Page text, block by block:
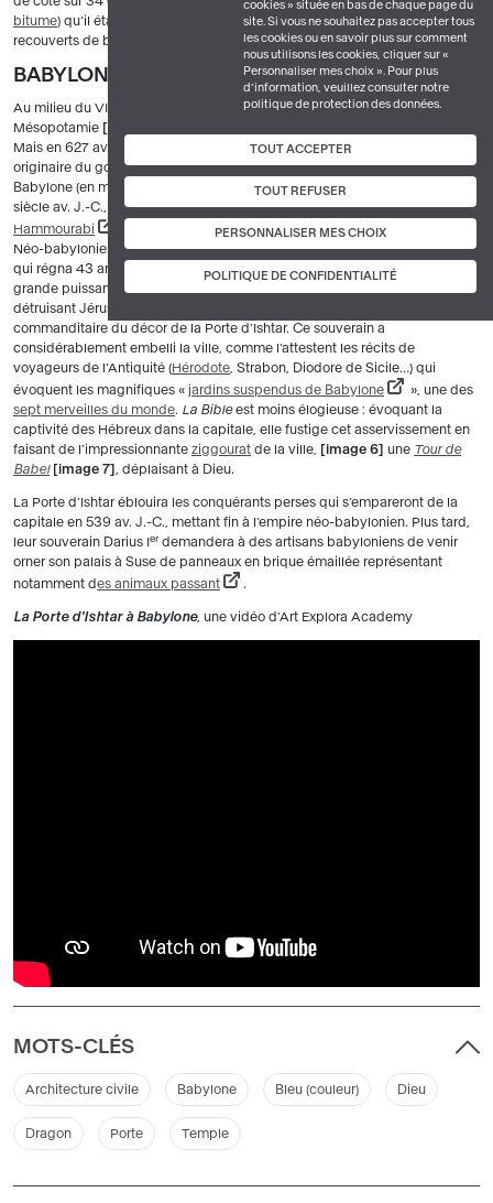
cookies » située en bas de chaque page du
site. Si vous ne souhaitez pas accepter tous
les cookies ou en savoir plus sur comment
nous utilisons les cookies, cliquer sur «
Personnaliser mes choix ». Pour plus
d’information, veuillez consulter notre
politique de protection des données.
TOUT ACCEPTER
TOUT REFUSER
PERSONNALISER MES CHOIX
POLITIQUE DE CONFIDENTIALITÉ
bitume) qu’il était impossible d’en distinguer les joints. Ses trottoirs étaient
recouverts de brèche rouge (pierre provenant de Syrie).
BABYLONE, CAPITALE IMPÉRIALE
Au milieu du VII
siècle av. J.-C., l’Empire assyrien, dont le cœur est la
Mésopotamie
Mais en 627 av. J.-C., il tombe aux mains de Nabopolassar, conquérant
originaire du golfe persique. Il choisit pour capitale la prestigieuse ville de
Babylone (en mésopotamien Bab-ili, « la porte du dieu ») qui, déjà au XVIII
siècle av. J.-C., avait été une brillante métropole sous le règne du célèbre
Hammourabi
. De fait, Nabopolassar et ses successeurs seront appelés
Néo-babyloniens. Le plus remarquable d’entre eux est Nabuchodonosor II,
qui régna 43 ans (de 605 à 562 av. J.-C.). Rivalisant avec l’Égypte, autre
grande puissance de l’époque, il fait la conquête de la Syrie-Palestine,
détruisant Jérusalem et déportant sa population à Babylone. C’est le
commanditaire du décor de la Porte d’Ishtar. Ce souverain a
considérablement embelli la ville, comme l’attestent les récits de
voyageurs de l’Antiquité (Hérodote , Strabon, Diodore de Sicile…) qui
évoquent les magnifiques « jardins suspendus de Babylone
», une des
sept merveilles du monde. La Bibleest moins élogieuse : évoquant la
captivité des Hébreux dans la capitale, elle fustige cet asservissement en
faisant de l’impressionnante ziggourat de la ville, image 6 une Tour de
Babel
image 7 , déplaisant à Dieu.
La Porte d’Ishtar éblouira les conquérants perses qui s’empareront de la
capitale en 539 av. J.-C., mettant fin à l’empire néo-babylonien. Plus tard,
leur souverain Darius I er demandera à des artisans babyloniens de venir
orner son palais à Suse de panneaux en brique émaillée représentant
notamment des animaux passant .
La Porte d'Ishtar à Babylone, une vidéo d'Art Explora Academy
MOTS-CLÉS
Architecture civile Babylone Bleu (couleur) Dieu
Dragon Porte Temple